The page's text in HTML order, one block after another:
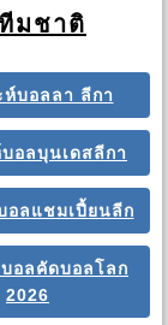
มชาติ
ห์บอลลา ลีกา
อลบุนเดสลีกา
อลแชมเปี้ยนลีก
บอลคัดบอลโลก
2026